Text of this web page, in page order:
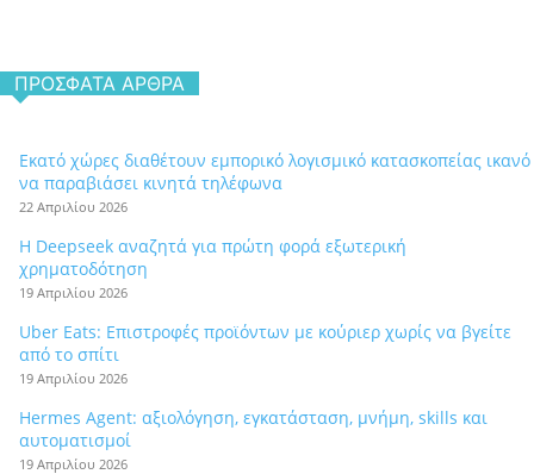
ΠΡΌΣΦΑΤΑ ΆΡΘΡΑ
Εκατό χώρες διαθέτουν εμπορικό λογισμικό κατασκοπείας ικανό
να παραβιάσει κινητά τηλέφωνα
22 Απριλίου 2026
Η Deepseek αναζητά για πρώτη φορά εξωτερική
χρηματοδότηση
19 Απριλίου 2026
Uber Eats: Επιστροφές προϊόντων με κούριερ χωρίς να βγείτε
από το σπίτι
19 Απριλίου 2026
Hermes Agent: αξιολόγηση, εγκατάσταση, μνήμη, skills και
αυτοματισμοί
19 Απριλίου 2026